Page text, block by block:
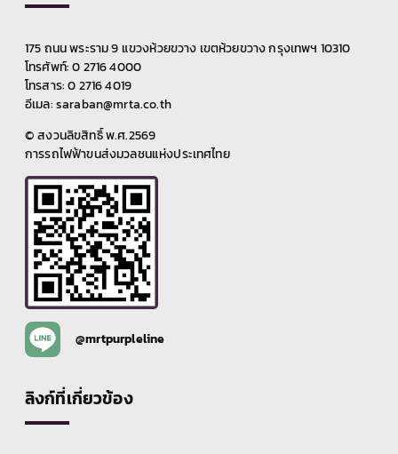
175 ถนน พระราม 9 แขวงห้วยขวาง เขตห้วยขวาง กรุงเทพฯ 10310
โทรศัพท์: 0 2716 4000
โทรสาร: 0 2716 4019
อีเมล: saraban@mrta.co.th
© สงวนลิขสิทธิ์ พ.ศ.2569
การรถไฟฟ้าขนส่งมวลชนแห่งประเทศไทย
@mrtpurpleline
ลิงก์ที่เกี่ยวข้อง